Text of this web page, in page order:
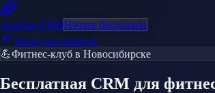
AppStarCRMНачать бесплатно
Назад на главную
💪Фитнес-клуб в Новосибирске
Бесплатная CRM для